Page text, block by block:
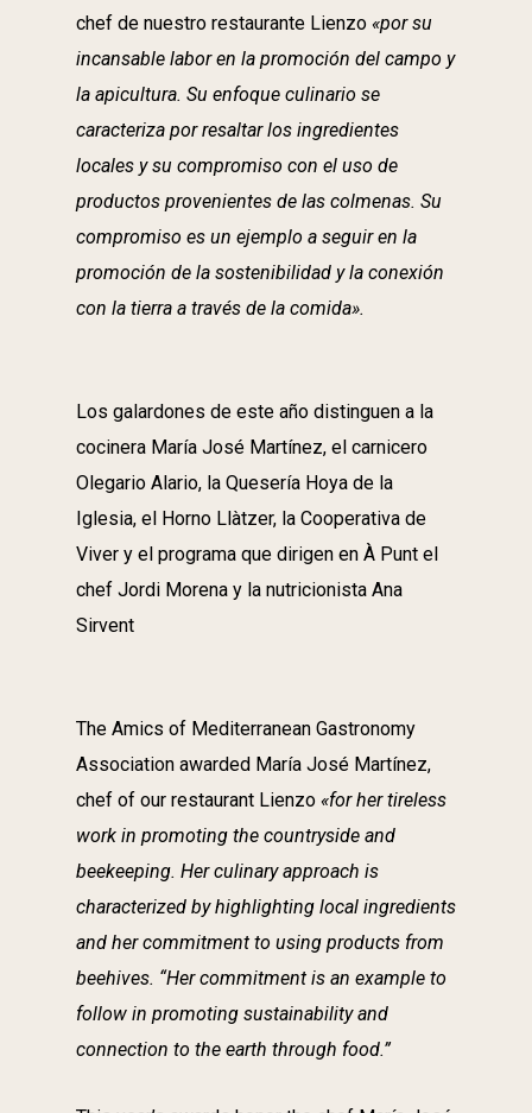
chef de nuestro restaurante Lienzo «por su
incansable labor en la promoción del campo y
la apicultura. Su enfoque culinario se
caracteriza por resaltar los ingredientes
locales y su compromiso con el uso de
productos provenientes de las colmenas. Su
compromiso es un ejemplo a seguir en la
promoción de la sostenibilidad y la conexión
con la tierra a través de la comida».
Los galardones de este año distinguen a la
cocinera María José Martínez, el carnicero
Olegario Alario, la Quesería Hoya de la
Iglesia, el Horno Llàtzer, la Cooperativa de
Viver y el programa que dirigen en À Punt el
chef Jordi Morena y la nutricionista Ana
Sirvent
The Amics of Mediterranean Gastronomy
Association awarded María José Martínez,
chef of our restaurant Lienzo «for her tireless
work in promoting the countryside and
beekeeping. Her culinary approach is
characterized by highlighting local ingredients
and her commitment to using products from
beehives. “Her commitment is an example to
follow in promoting sustainability and
connection to the earth through food.”